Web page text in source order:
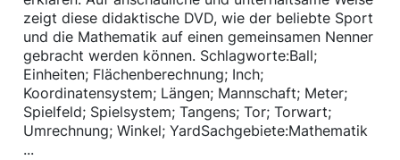
zeigt diese didaktische DVD, wie der beliebte Sport
und die Mathematik auf einen gemeinsamen Nenner
gebracht werden können. Schlagworte:Ball;
Einheiten; Flächenberechnung; Inch;
Koordinatensystem; Längen; Mannschaft; Meter;
Spielfeld; Spielsystem; Tangens; Tor; Torwart;
Umrechnung; Winkel; YardSachgebiete:Mathematik
...